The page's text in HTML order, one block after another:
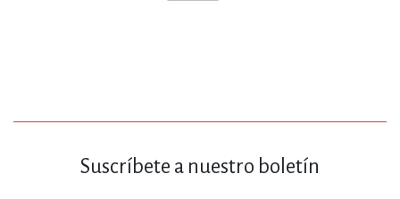
Suscríbete a nuestro boletín